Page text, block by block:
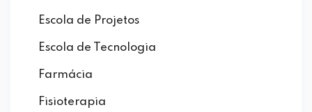
Escola de Projetos
Escola de Tecnologia
Farmácia
Fisioterapia